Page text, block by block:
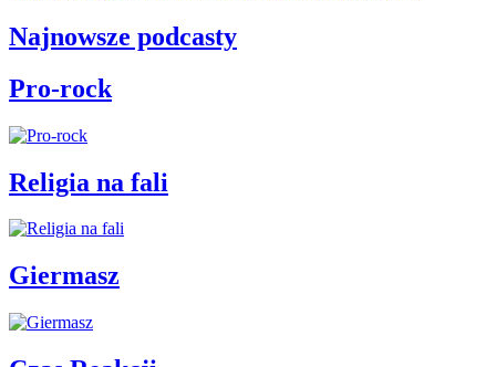
Najnowsze podcasty
Pro-rock
Religia na fali
Giermasz